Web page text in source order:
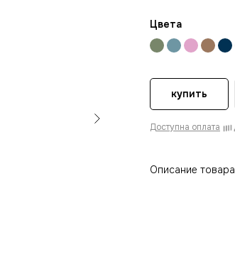
Описание товара
Цвета
купить
Доступна оплата